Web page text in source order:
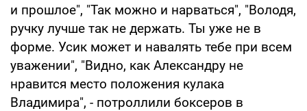
и прошлое", "Так можно и нарваться", "Володя,
ручку лучше так не держать. Ты уже не в
форме. Усик может и навалять тебе при всем
уважении", "Видно, как Александру не
нравится место положения кулака
Владимира", - потроллили боксеров в